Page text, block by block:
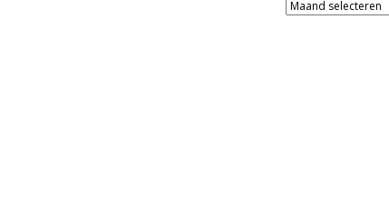
Archieven